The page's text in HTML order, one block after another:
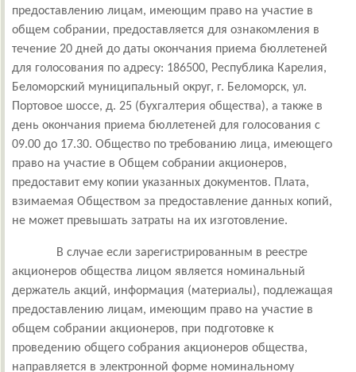
предоставлению лицам, имеющим право на участие в
общем собрании, предоставляется для ознакомления в
течение 20 дней до даты окончания приема бюллетеней
для голосования по адресу: 186500, Республика Карелия,
Беломорский муниципальный округ, г. Беломорск, ул.
Портовое шоссе, д. 25 (бухгалтерия общества), а также в
день окончания приема бюллетеней для голосования с
09.00 до 17.30. Общество по требованию лица, имеющего
право на участие в Общем собрании акционеров,
предоставит ему копии указанных документов. Плата,
взимаемая Обществом за предоставление данных копий,
не может превышать затраты на их изготовление.
В случае если зарегистрированным в реестре
акционеров общества лицом является номинальный
держатель акций, информация (материалы), подлежащая
предоставлению лицам, имеющим право на участие в
общем собрании акционеров, при подготовке к
проведению общего собрания акционеров общества,
направляется в электронной форме номинальному